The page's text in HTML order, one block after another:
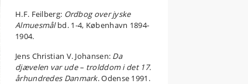
H.F. Feilberg: Ordbog over jyske
Almuesmålbd. 1-4, København 1894-
1904.
Jens Christian V. Johansen: Da
djævelen var ude – trolddom i det 17.
århundredes Danmark. Odense 1991.